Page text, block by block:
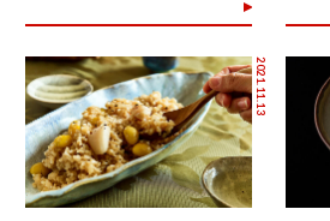
2021.11.13